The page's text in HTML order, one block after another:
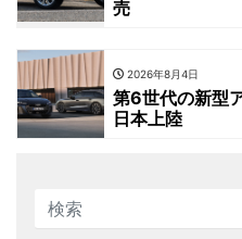
売
2026年8月4日
第6世代の新型
日本上陸